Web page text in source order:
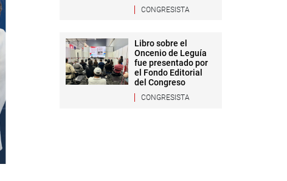
CONGRESISTA
Libro sobre el
Oncenio de Leguía
fue presentado por
el Fondo Editorial
del Congreso
CONGRESISTA